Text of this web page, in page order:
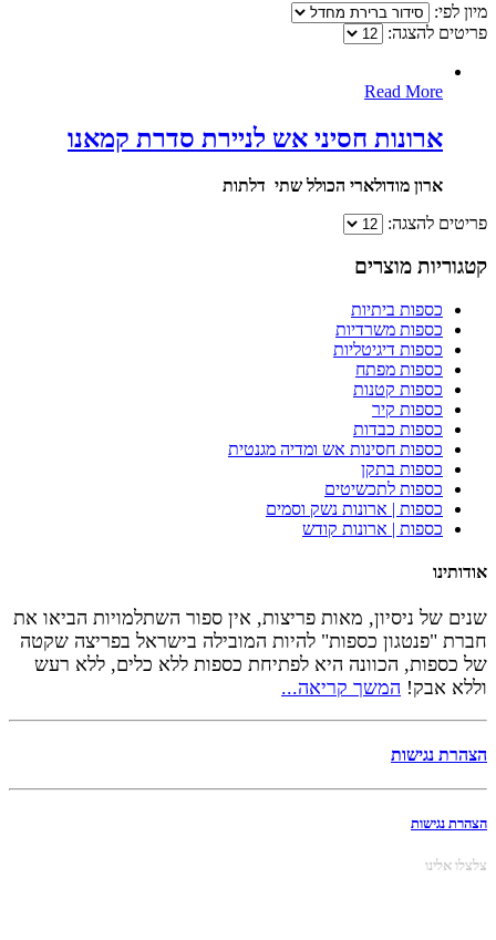
מיון לפי:
פריטים להצגה:
Read More
ארונות חסיני אש לניירת סדרת קמאנו
ארון מודולארי הכולל שתי דלתות
פריטים להצגה:
קטגוריות מוצרים
כספות ביתיות
כספות משרדיות
כספות דיגיטליות
כספות מפתח
כספות קטנות
כספות קיר
כספות כבדות
כספות חסינות אש ומדיה מגנטית
כספות בתקן
כספות לתכשיטים
כספות | ארונות נשק וסמים
כספות | ארונות קודש
אודותינו
שנים של ניסיון, מאות פריצות, אין ספור השתלמויות הביאו את
חברת "פנטגון כספות" להיות המובילה בישראל בפריצה שקטה
של כספות, הכוונה היא לפתיחת כספות ללא כלים, ללא רעש
וללא אבק! המשך קריאה...
הצהרת נגישות
הצהרת נגישות
צלצלו אלינו